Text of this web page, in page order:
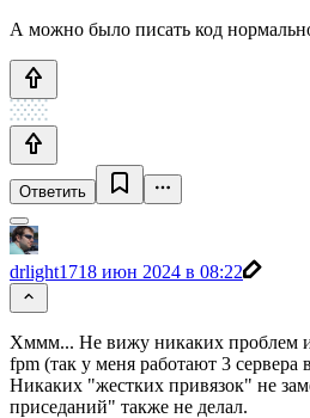
А можно было писать код
Ответить
drlight1718 июн 2024 в 08:22
Хммм... Не вижу никаких проблем
fpm (так у меня работают 3 сервера
Никаких "жестких привязок" не
приседаний" также не делал.